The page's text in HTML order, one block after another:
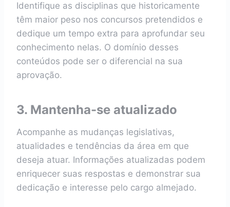
Identifique as disciplinas que historicamente
têm maior peso nos concursos pretendidos e
dedique um tempo extra para aprofundar seu
conhecimento nelas. O domínio desses
conteúdos pode ser o diferencial na sua
aprovação.
3. Mantenha-se atualizado
Acompanhe as mudanças legislativas,
atualidades e tendências da área em que
deseja atuar. Informações atualizadas podem
enriquecer suas respostas e demonstrar sua
dedicação e interesse pelo cargo almejado.